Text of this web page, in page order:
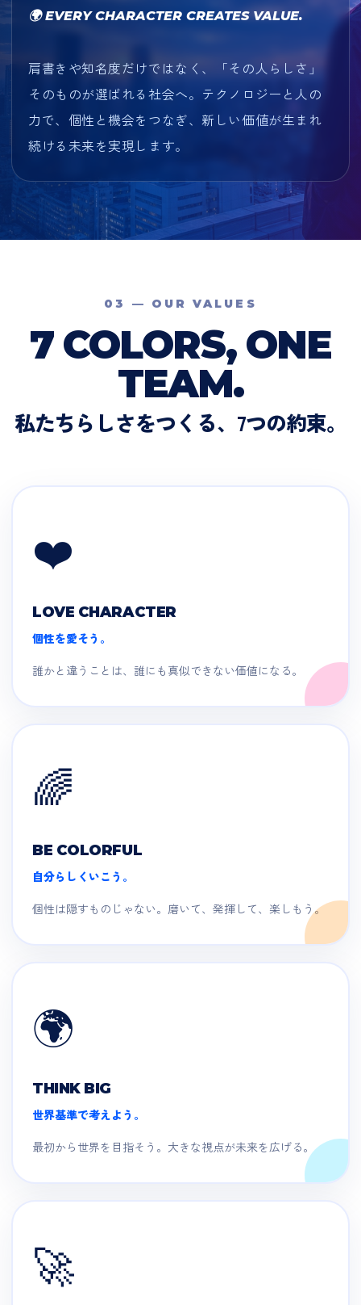
🌍 EVERY CHARACTER CREATES VALUE.
肩書きや知名度だけではなく、「その人らしさ」
そのものが選ばれる社会へ。テクノロジーと人の
力で、個性と機会をつなぎ、新しい価値が生まれ
続ける未来を実現します。
03 — OUR VALUES
7 COLORS, ONE
TEAM.
私たちらしさをつくる、7つの約束。
❤️
LOVE CHARACTER
個性を愛そう。
誰かと違うことは、誰にも真似できない価値になる。
🌈
BE COLORFUL
自分らしくいこう。
個性は隠すものじゃない。磨いて、発揮して、楽しもう。
🌍
THINK BIG
世界基準で考えよう。
最初から世界を目指そう。大きな視点が未来を広げる。
🚀